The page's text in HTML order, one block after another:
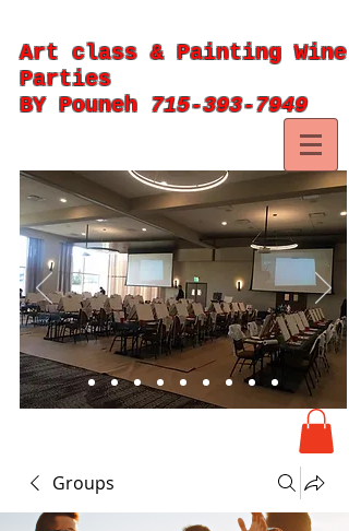
Art class & Painting Wine
Parties
BY Pouneh 715-393-7949
Groups